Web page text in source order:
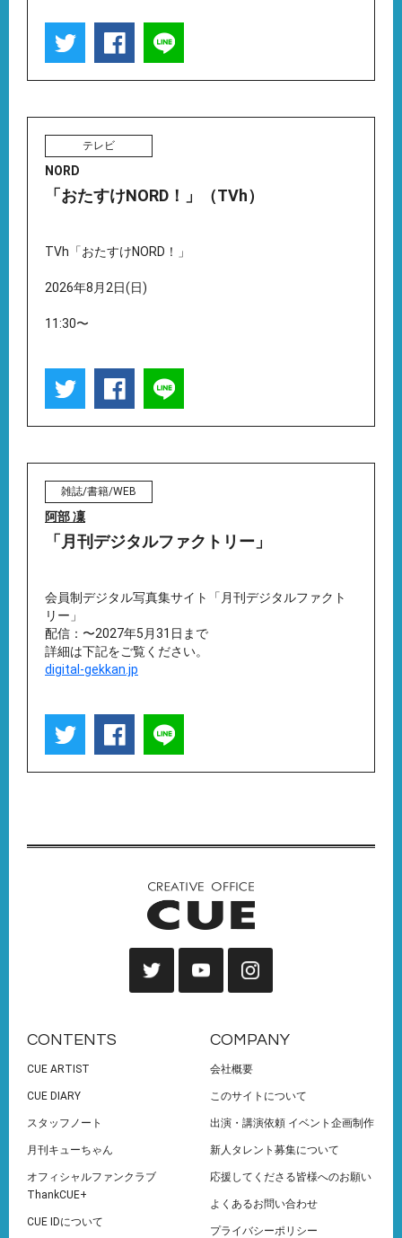
テレビ
NORD
「おたすけNORD！」（TVh）
TVh「おたすけNORD！」
2026年8月2日(日)
11:30〜
雑誌/書籍/WEB
阿部 凜
「月刊デジタルファクトリー」
会員制デジタル写真集サイト「月刊デジタルファクト
リー」
配信：〜2027年5月31日まで
詳細は下記をご覧ください。
digital-gekkan.jp
CONTENTS
CUE ARTIST
CUE DIARY
スタッフノート
月刊キューちゃん
オフィシャルファンクラブ
ThankCUE+
CUE IDについて
COMPANY
会社概要
このサイトについて
出演・講演依頼 イベント企画制作
新人タレント募集について
応援してくださる皆様へのお願い
よくあるお問い合わせ
プライバシーポリシー